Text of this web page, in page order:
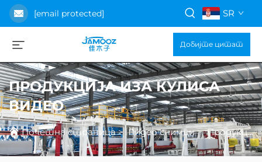
[email protected] SR
Добијте цитат
ПРОДУКЦИЈА ИЗА КУЛИСА
ВИДЕО
Почетна страница>Видео снимци>Продукција иза кулиса видео